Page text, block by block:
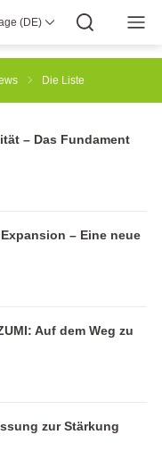
(DE) Globale Weisheit
Die Liste
– Das Fundament
– Eine neue
Auf dem Weg zu
zur Stärkung